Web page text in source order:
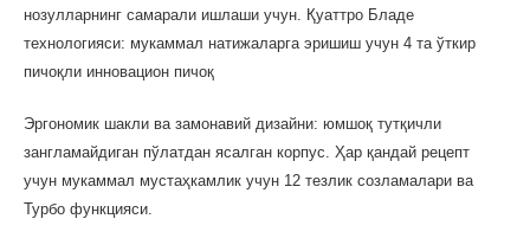
нозулларнинг самарали ишлаши учун. Қуаттро Бладе
технологияси: мукаммал натижаларга эришиш учун 4 та ўткир
пичоқли инновацион пичоқ
Эргономик шакли ва замонавий дизайни: юмшоқ тутқичли
зангламайдиган пўлатдан ясалган корпус. Ҳар қандай рецепт
учун мукаммал мустаҳкамлик учун 12 тезлик созламалари ва
Турбо функцияси.